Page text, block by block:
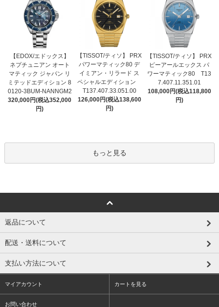
【EDOX/エドックス】
ネプチュニアン オート
マティック ジャパン リ
ミテッドエディション 8
0120-3BUM-NANNGM2
320,000円(税込352,000
円)
【TISSOT/ティソ】 PRX
パワーマティック80 デ
イミアン・リラード ス
ペシャルエディション
T137.407.33.051.00
126,000円(税込138,600
円)
【TISSOT/ティソ】 PRX
ピーアールエックス パ
ワーマティック80 T13
7.407.11.351.01
108,000円(税込118,800
円)
もっと見る
返品について
配送・送料について
支払い方法について
マイアカウント カートを見る
お問い合わせ